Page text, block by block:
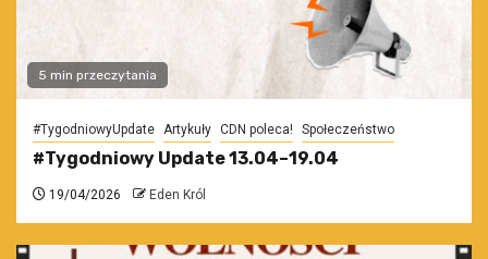
5 min przeczytania
#TygodniowyUpdate Artykuły CDN poleca! Społeczeństwo
#Tygodniowy Update 13.04–19.04
19/04/2026 Eden Król